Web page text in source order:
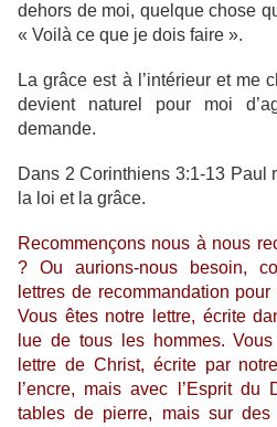
dehors de moi, quelque chose
« Voilà ce que je dois faire ».
La grâce est à l’intérieur et me
devient naturel pour moi
demande.
Dans 2 Corinthiens 3:1-13 Paul
la loi et la grâce.
Recommençons nous à nous
? Ou aurions-nous besoin,
lettres de recommandation
Vous êtes notre lettre, écrite
lue de tous les hommes.
lettre de Christ, écrite par
l’encre, mais avec l’Esprit
tables de pierre, mais sur